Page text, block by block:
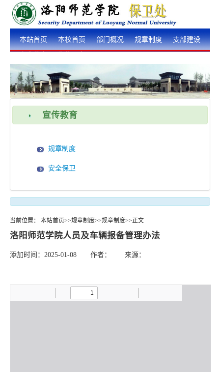
本站首页 本校首页 部门概况 规章制度 支部建设
宣传教育
规章制度
安全保卫
当前位置： 本站首页>>规章制度>>规章制度>>正文
洛阳师范学院人员及车辆报备管理办法
添加时间：2025-01-08 作者： 来源：